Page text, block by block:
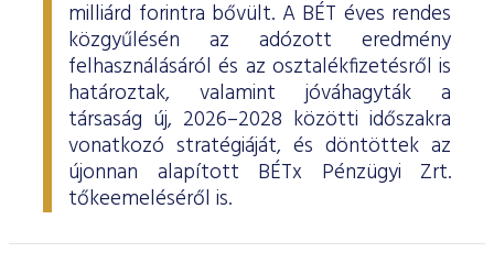
milliárd forintra bővült. A BÉT éves rendes
közgyűlésén az adózott eredmény
felhasználásáról és az osztalékfizetésről is
határoztak, valamint jóváhagyták a
társaság új, 2026–2028 közötti időszakra
vonatkozó stratégiáját, és döntöttek az
újonnan alapított BÉTx Pénzügyi Zrt.
tőkeemeléséről is.